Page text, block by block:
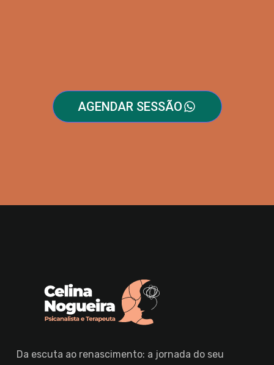
AGENDAR SESSÃO
Da escuta ao renascimento: a jornada do seu